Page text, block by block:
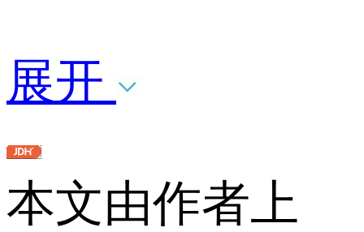
展开
本文由作者上